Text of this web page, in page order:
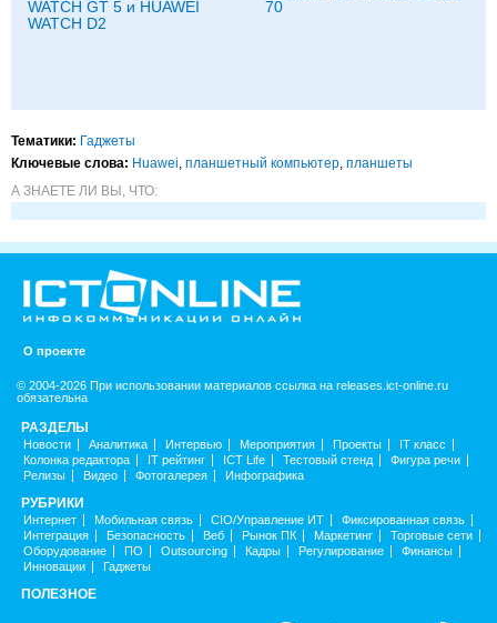
WATCH GT 5 и HUAWEI
WATCH D2
70
Тематики: Гаджеты
Ключевые слова: Huawei, планшетный компьютер, планшеты
А ЗНАЕТЕ ЛИ ВЫ, ЧТО:
О проекте
© 2004-2026 При использовании материалов ссылка на releases.ict-online.ru
обязательна
РАЗДЕЛЫ
Новости Аналитика Интервью Мероприятия Проекты
IT класс
Колонка редактора
IT рейтинг ICT Life Тестовый стенд
Фигура речи
Релизы
Видео Фотогалерея Инфографика
РУБРИКИ
Интернет Мобильная связь CIO/Управление ИТ
Фиксированная связь
Интеграция
Безопасность Веб Рынок ПК Маркетинг
Торговые сети
Оборудование
ПО Outsourcing Кадры Регулирование
Финансы
Инновации
Гаджеты
ПОЛЕЗНОЕ